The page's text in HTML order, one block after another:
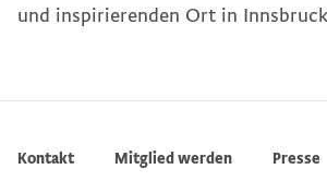
und inspirierenden Ort in
Kontakt Mitglied werden Presse